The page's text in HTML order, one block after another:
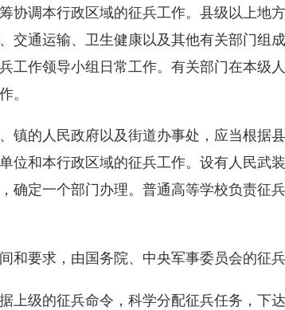
协调本行政区域的征兵工作。县级以上地
交通运输、卫生健康以及其他有关部门组
工作领导小组日常工作。有关部门在本级
。
镇的人民政府以及街道办事处，应当根据
位和本行政区域的征兵工作。设有人民武
确定一个部门办理。普通高等学校负责征
要求，由国务院、中央军事委员会的征兵
上级的征兵命令，科学分配征兵任务，下